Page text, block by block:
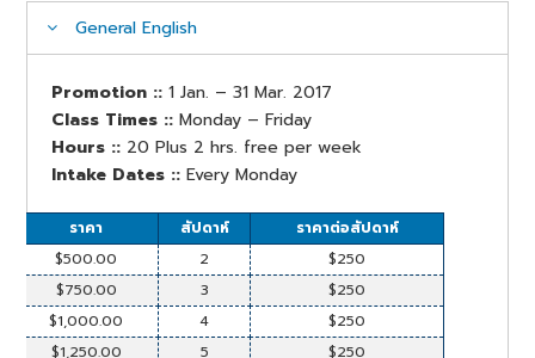
General English
Promotion :: 1 Jan. – 31 Mar. 2017
Class Times :: Monday – Friday
Hours :: 20 Plus 2 hrs. free per week
Intake Dates :: Every Monday
ราคา สัปดาห์
ราคาต่อสัปดาห์
$500.00
2
$250
$750.00
3
$250
$1,000.00
4
$250
$1,250.00
5
$250